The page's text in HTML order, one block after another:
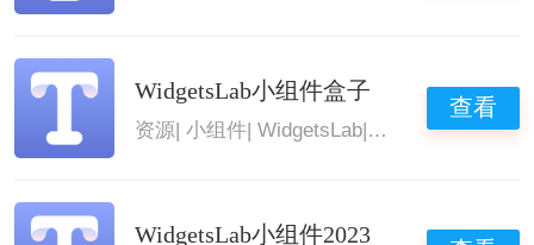
WidgetsLab小组件盒子
资源|小组件|WidgetsLab| WidgetsLab
查看
WidgetsLab小组件2023